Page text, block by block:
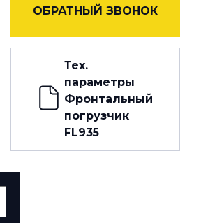
ОБРАТНЫЙ ЗВОНОК
Тех.
параметры
Фронтальный
погрузчик
FL935